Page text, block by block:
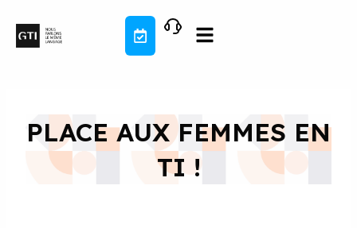
contenu
PLACE AUX FEMMES EN
TI !